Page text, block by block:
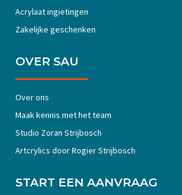
Acrylaat ingietingen
Zakelijke geschenken
OVER SAU
Over ons
Maak kennis met het team
Studio Zoran Strijbosch
Artcrylics door Rogier Strijbosch
START EEN AANVRAAG